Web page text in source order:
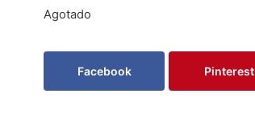
Agotado
Facebook Pinterest